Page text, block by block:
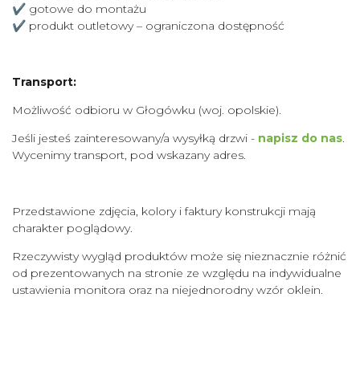
✔ gotowe do montażu
✔ produkt outletowy – ograniczona dostępność
Transport:
Możliwość odbioru w Głogówku (woj. opolskie).
Jeśli jesteś zainteresowany/a wysyłką drzwi - napisz do nas.
Wycenimy transport, pod wskazany adres.
Przedstawione zdjęcia, kolory i faktury konstrukcji mają
charakter poglądowy.
Rzeczywisty wygląd produktów może się nieznacznie różnić
od prezentowanych na stronie ze względu na indywidualne
ustawienia monitora oraz na niejednorodny wzór oklein.